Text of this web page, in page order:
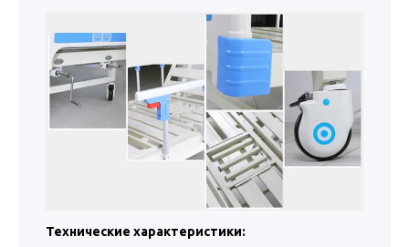
Технические характеристики: